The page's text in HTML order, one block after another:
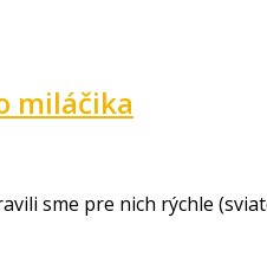
miláčika
sme pre nich rýchle